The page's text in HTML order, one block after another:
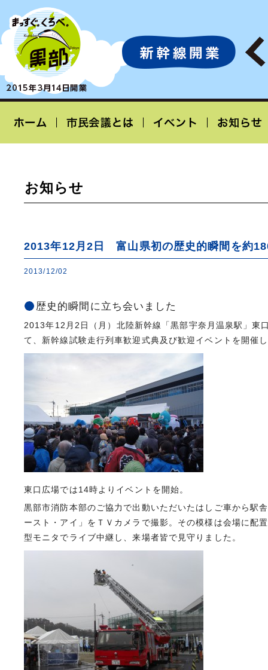
お知らせ
2013年12月2日 富山県初の歴史的瞬間を約
2013/12/02
歴史的瞬間に立ち会いました
2013年12月2日（月）北陸新幹線「黒部宇奈月温泉駅」東
て、新幹線試験走行列車歓迎式典及び歓迎イベントを開催
東口広場では14時よりイベントを開始。
黒部市消防本部のご協力で出動いただいたはしご車から駅
ースト・アイ」をＴＶカメラで撮影。その模様は会場に配
型モニタでライブ中継し、来場者皆で見守りました。